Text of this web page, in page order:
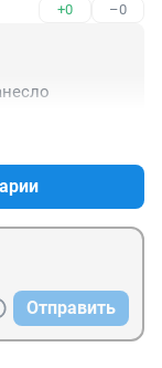
+0 –0
Отправить